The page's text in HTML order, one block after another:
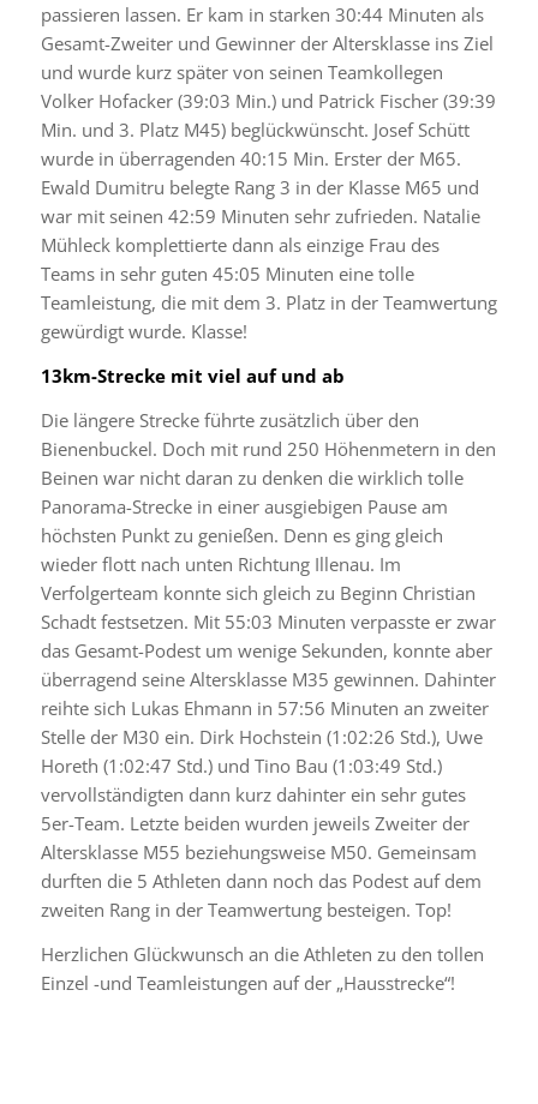
passieren lassen. Er kam in starken 30:44 Minuten als
Gesamt-Zweiter und Gewinner der Altersklasse ins Ziel
und wurde kurz später von seinen Teamkollegen
Volker Hofacker (39:03 Min.) und Patrick Fischer (39:39
Min. und 3. Platz M45) beglückwünscht. Josef Schütt
wurde in überragenden 40:15 Min. Erster der M65.
Ewald Dumitru belegte Rang 3 in der Klasse M65 und
war mit seinen 42:59 Minuten sehr zufrieden. Natalie
Mühleck komplettierte dann als einzige Frau des
Teams in sehr guten 45:05 Minuten eine tolle
Teamleistung, die mit dem 3. Platz in der Teamwertung
gewürdigt wurde. Klasse!
13km-Strecke mit viel auf und ab
Die längere Strecke führte zusätzlich über den
Bienenbuckel. Doch mit rund 250 Höhenmetern in den
Beinen war nicht daran zu denken die wirklich tolle
Panorama-Strecke in einer ausgiebigen Pause am
höchsten Punkt zu genießen. Denn es ging gleich
wieder flott nach unten Richtung Illenau. Im
Verfolgerteam konnte sich gleich zu Beginn Christian
Schadt festsetzen. Mit 55:03 Minuten verpasste er zwar
das Gesamt-Podest um wenige Sekunden, konnte aber
überragend seine Altersklasse M35 gewinnen. Dahinter
reihte sich Lukas Ehmann in 57:56 Minuten an zweiter
Stelle der M30 ein. Dirk Hochstein (1:02:26 Std.), Uwe
Horeth (1:02:47 Std.) und Tino Bau (1:03:49 Std.)
vervollständigten dann kurz dahinter ein sehr gutes
5er-Team. Letzte beiden wurden jeweils Zweiter der
Altersklasse M55 beziehungsweise M50. Gemeinsam
durften die 5 Athleten dann noch das Podest auf dem
zweiten Rang in der Teamwertung besteigen. Top!
Herzlichen Glückwunsch an die Athleten zu den tollen
Einzel -und Teamleistungen auf der „Hausstrecke“!